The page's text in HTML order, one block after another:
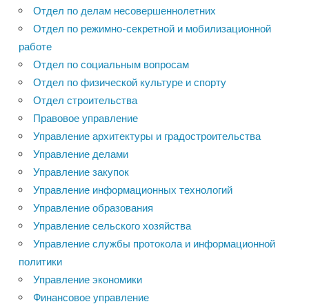
Отдел по делам несовершеннолетних
Отдел по режимно-секретной и мобилизационной
работе
Отдел по социальным вопросам
Отдел по физической культуре и спорту
Отдел строительства
Правовое управление
Управление архитектуры и градостроительства
Управление делами
Управление закупок
Управление информационных технологий
Управление образования
Управление сельского хозяйства
Управление службы протокола и информационной
политики
Управление экономики
Финансовое управление